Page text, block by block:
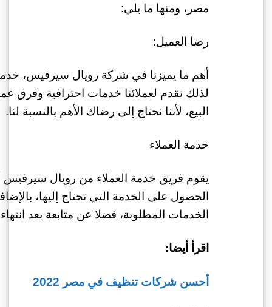
مصر، ومنها ما يلي:
رضا العميل:
لذلك نقدم لعملائنا خدمات احترافية وفرق
البيع، لأننا نحتاج إلى رضاك الأهم بالنسبة لنا.
خدمة العملاء
يقوم فريق خدمة العملاء من رويال
الحصول على الخدمة التي تحتاج إليها،
الخدمات المطلوبة، فضلا عن متابعة بعد
اقرأ أيضا:
أحسن شركات تنظيف في مصر 2022